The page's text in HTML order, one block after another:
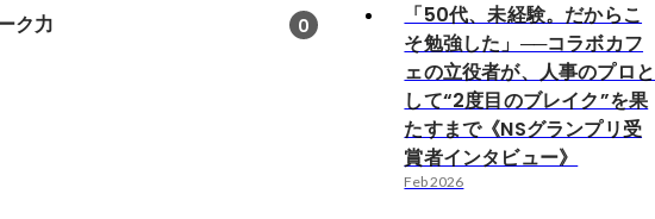
ク力 0
「50代、未経験。だからこ
そ勉強した」──コラボカフ
ェの立役者が、人事のプロと
して“2度目のブレイク”を果
たすまで《NSグランプリ受
賞者インタビュー》
Feb 2026